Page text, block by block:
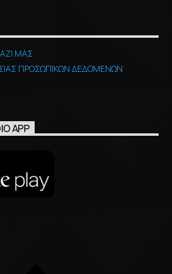
ΜΑΣ
ΠΡΟΣΩΠΙΚΩΝ ΔΕΔΟΜΕΝΩΝ
APP